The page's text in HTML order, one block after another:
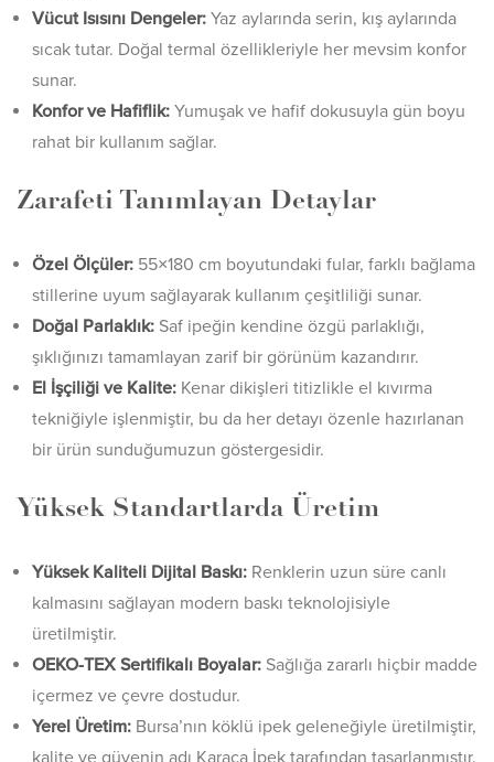
Vücut Isısını Dengeler: Yaz aylarında serin, kış aylarında
sıcak tutar. Doğal termal özellikleriyle her mevsim konfor
sunar.
Konfor ve Hafiflik: Yumuşak ve hafif dokusuyla gün boyu
rahat bir kullanım sağlar.
Zarafeti Tanımlayan Detaylar
Özel Ölçüler: 55×180 cm boyutundaki fular, farklı bağlama
stillerine uyum sağlayarak kullanım çeşitliliği sunar.
Doğal Parlaklık: Saf ipeğin kendine özgü parlaklığı,
şıklığınızı tamamlayan zarif bir görünüm kazandırır.
El İşçiliği ve Kalite: Kenar dikişleri titizlikle el kıvırma
tekniğiyle işlenmiştir, bu da her detayı özenle hazırlanan
bir ürün sunduğumuzun göstergesidir.
Yüksek Standartlarda Üretim
Yüksek Kaliteli Dijital Baskı: Renklerin uzun süre canlı
kalmasını sağlayan modern baskı teknolojisiyle
üretilmiştir.
OEKO-TEX Sertifikalı Boyalar: Sağlığa zararlı hiçbir madde
içermez ve çevre dostudur.
Yerel Üretim: Bursa’nın köklü ipek geleneğiyle üretilmiştir,
kalite ve güvenin adı Karaca İpek tarafından tasarlanmıştır.